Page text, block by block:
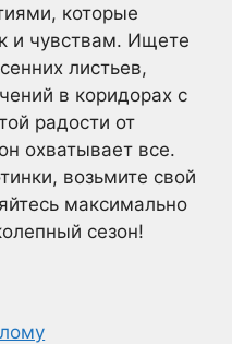
которые
и чувствам. Ищете
листьев,
в коридорах с
радости от
охватывает все.
возьмите свой
максимально
сезон!